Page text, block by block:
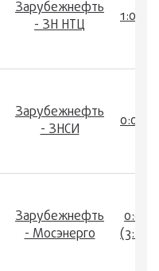
Зарубежнефть
- ЗН НТЦ
1:0
Зарубежнефть
- ЗНСИ
0:0
Зарубежнефть
- Мосэнерго
0:0
(3:2)